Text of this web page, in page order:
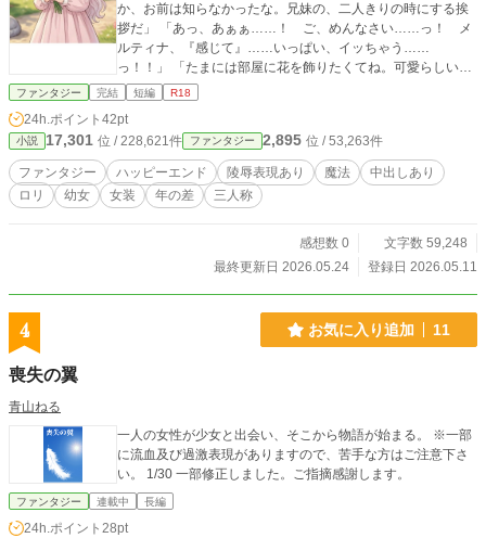
か、お前は知らなかったな。兄妹の、二人きりの時にする挨
拶だ」 「あっ、あぁぁ……！ ご、めんなさい……っ！ メ
ルティナ、『感じて』……いっぱい、イッちゃう……
っ！！」 「たまには部屋に花を飾りたくてね。可愛らしい花
を選んでくれるかな？」 「う……。感じ、ちゃった……ごめ
っ！ メルティナ様が、いけないんです……っ！ そんな
に、淫らに……っ！」 「あぁぁ！！ やだ！！ イキたくな
い……っ！！ ぐっ、うぅぅ……っ！！！」 「私を傍に置き
たいだなんて……これが欲しいんでしょう？」 「いやぁ
ぁ……っ！ イッてる！ イッてるから……っ！ 許して
だけの筈だった三人の男が、その身体に、存在に溺れてい
く。 メルティナが幸福を手に入れるまでの物語。 ☆には性的
ファンタジー 完結 短編 R18
24h.ポイント 42pt
小説 17,301 位 / 228,621件 ファンタジー 2,895 位 / 53,263件
ファンタジー ハッピーエンド 陵辱表現あり 魔法
中出しあり
ロリ
幼女 女装 年の差 三人称
感想数 0
文字数 59,248
最終更新日 2026.05.24
登録日 2026.05.11
4 お気に入り追加 11
喪失の翼
青山ねる
一人の女性が少女と出会い、そこから物語が始まる。 ※一部
に流血及び過激表現がありますので、苦手な方はご注意下さ
い。 1/30 一部修正しました。ご指摘感謝します。
ファンタジー 連載中 長編
24h.ポイント 28pt